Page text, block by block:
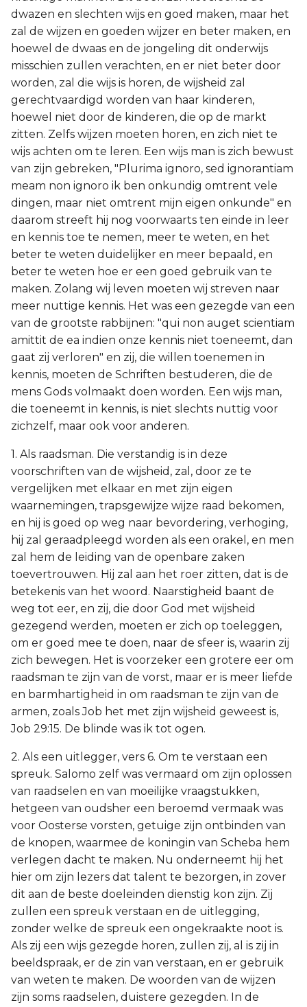
dwazen en slechten wijs en goed maken, maar het
zal de wijzen en goeden wijzer en beter maken, en
hoewel de dwaas en de jongeling dit onderwijs
misschien zullen verachten, en er niet beter door
worden, zal die wijs is horen, de wijsheid zal
gerechtvaardigd worden van haar kinderen,
hoewel niet door de kinderen, die op de markt
zitten. Zelfs wijzen moeten horen, en zich niet te
wijs achten om te leren. Een wijs man is zich bewust
van zijn gebreken, "Plurima ignoro, sed ignorantiam
meam non ignoro ik ben onkundig omtrent vele
dingen, maar niet omtrent mijn eigen onkunde" en
daarom streeft hij nog voorwaarts ten einde in leer
en kennis toe te nemen, meer te weten, en het
beter te weten duidelijker en meer bepaald, en
beter te weten hoe er een goed gebruik van te
maken. Zolang wij leven moeten wij streven naar
meer nuttige kennis. Het was een gezegde van een
van de grootste rabbijnen: "qui non auget scientiam
amittit de ea indien onze kennis niet toeneemt, dan
gaat zij verloren" en zij, die willen toenemen in
kennis, moeten de Schriften bestuderen, die de
mens Gods volmaakt doen worden. Een wijs man,
die toeneemt in kennis, is niet slechts nuttig voor
zichzelf, maar ook voor anderen.
1. Als raadsman. Die verstandig is in deze
voorschriften van de wijsheid, zal, door ze te
vergelijken met elkaar en met zijn eigen
waarnemingen, trapsgewijze wijze raad bekomen,
en hij is goed op weg naar bevordering, verhoging,
hij zal geraadpleegd worden als een orakel, en men
zal hem de leiding van de openbare zaken
toevertrouwen. Hij zal aan het roer zitten, dat is de
betekenis van het woord. Naarstigheid baant de
weg tot eer, en zij, die door God met wijsheid
gezegend werden, moeten er zich op toeleggen,
om er goed mee te doen, naar de sfeer is, waarin zij
zich bewegen. Het is voorzeker een grotere eer om
raadsman te zijn van de vorst, maar er is meer liefde
en barmhartigheid in om raadsman te zijn van de
armen, zoals Job het met zijn wijsheid geweest is,
Job 29:15. De blinde was ik tot ogen.
2. Als een uitlegger, vers 6. Om te verstaan een
spreuk. Salomo zelf was vermaard om zijn oplossen
van raadselen en van moeilijke vraagstukken,
hetgeen van oudsher een beroemd vermaak was
voor Oosterse vorsten, getuige zijn ontbinden van
de knopen, waarmee de koningin van Scheba hem
verlegen dacht te maken. Nu onderneemt hij het
hier om zijn lezers dat talent te bezorgen, in zover
dit aan de beste doeleinden dienstig kon zijn. Zij
zullen een spreuk verstaan en de uitlegging,
zonder welke de spreuk een ongekraakte noot is.
Als zij een wijs gezegde horen, zullen zij, al is zij in
beeldspraak, er de zin van verstaan, en er gebruik
van weten te maken. De woorden van de wijzen
zijn soms raadselen, duistere gezegden. In de